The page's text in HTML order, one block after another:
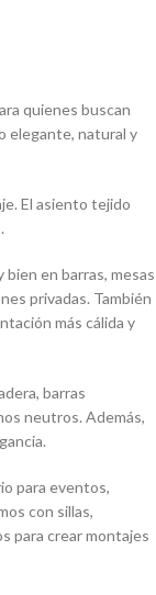
quienes buscan
elegante, natural y
El asiento tejido
en barras, mesas
privadas. También
más cálida y
barras
neutros. Además,
para eventos,
con sillas,
para crear montajes